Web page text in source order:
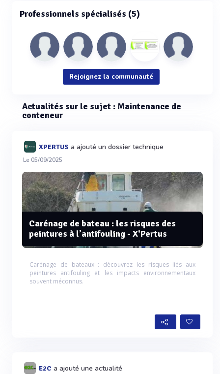
Professionnels spécialisés (5)
Rejoignez la communauté
Actualités sur le sujet : Maintenance de
conteneur
XPERTUS a ajouté un dossier technique
Le 05/09/2025
Carénage de bateau : les risques des
peintures à l’antifouling - X'Pertus
Carénage de bateaux : découvrez les risques liés aux
peintures antifouling et les impacts environnementaux
souvent méconnus.
E2C a ajouté une actualité